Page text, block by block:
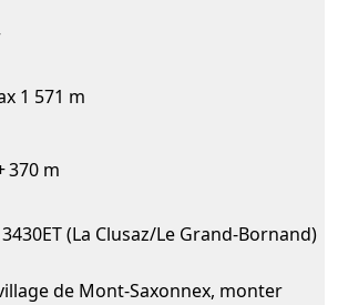
1 571 m
370 m
(La Clusaz/Le Grand-Bornand)
de Mont-Saxonnex, monter